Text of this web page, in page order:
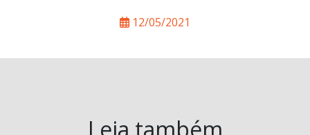
12/05/2021
Leia também